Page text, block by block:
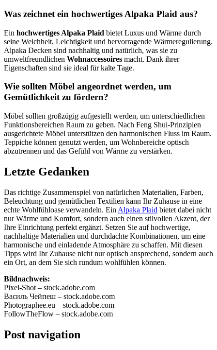
Was zeichnet ein hochwertiges Alpaka Plaid aus?
Ein hochwertiges Alpaka Plaid bietet Luxus und Wärme durch
seine Weichheit, Leichtigkeit und hervorragende Wärmeregulierung.
Alpaka Decken sind nachhaltig und natürlich, was sie zu
umweltfreundlichen Wohnaccessoires macht. Dank ihrer
Eigenschaften sind sie ideal für kalte Tage.
Wie sollten Möbel angeordnet werden, um
Gemütlichkeit zu fördern?
Möbel sollten großzügig aufgestellt werden, um unterschiedlichen
Funktionsbereichen Raum zu geben. Nach Feng Shui-Prinzipien
ausgerichtete Möbel unterstützen den harmonischen Fluss im Raum.
Teppiche können genutzt werden, um Wohnbereiche optisch
abzutrennen und das Gefühl von Wärme zu verstärken.
Letzte Gedanken
Das richtige Zusammenspiel von natürlichen Materialien, Farben,
Beleuchtung und gemütlichen Textilien kann Ihr Zuhause in eine
echte Wohlfühloase verwandeln. Ein Alpaka Plaid bietet dabei nicht
nur Wärme und Komfort, sondern auch einen stilvollen Akzent, der
Ihre Einrichtung perfekt ergänzt. Setzen Sie auf hochwertige,
nachhaltige Materialien und durchdachte Kombinationen, um eine
harmonische und einladende Atmosphäre zu schaffen. Mit diesen
Tipps wird Ihr Zuhause nicht nur optisch ansprechend, sondern auch
ein Ort, an dem Sie sich rundum wohlfühlen können.
Bildnachweis:
Pixel-Shot – stock.adobe.com
Василь Чейпеш – stock.adobe.com
Photographee.eu – stock.adobe.com
FollowTheFlow – stock.adobe.com
Post navigation